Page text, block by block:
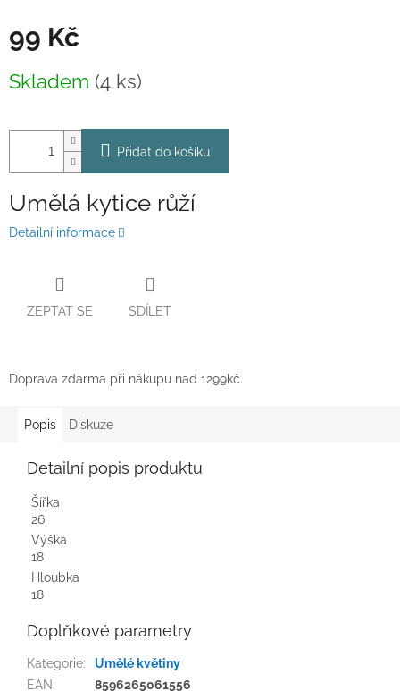
99 Kč
cena:
Skladem (4 ks)
Přidat do košíku
Umělá kytice růží
Detailní informace
ZEPTAT SE SDÍLET
Doprava zdarma při nákupu nad 1299kč.
Popis Diskuze
Detailní popis produktu
Šířka
26
Výška
18
Hloubka
18
Doplňkové parametry
Kategorie:
Umělé květiny
EAN: 8596265061556